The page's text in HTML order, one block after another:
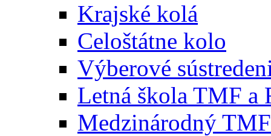
Krajské kolá
Celoštátne kolo
Výberové
Letná škola TMF a
Medzinárodný TMF